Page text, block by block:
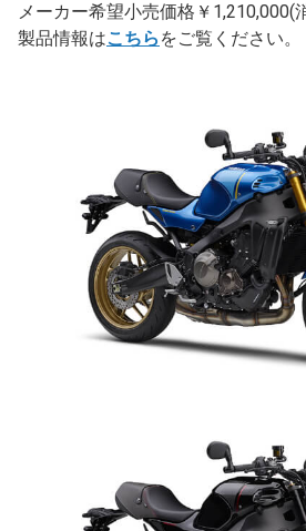
メーカー希望小売価格￥1,210,000(
製品情報はこちら をご覧ください。